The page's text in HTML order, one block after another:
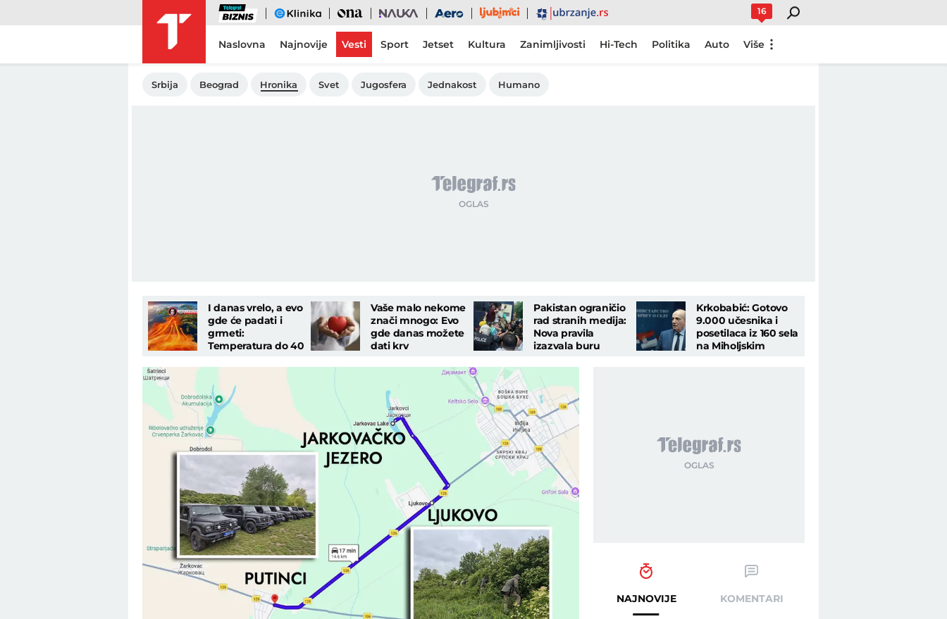
Biznis eKlinika Ona Nauka Aero Ljubimci Ubrzanje 16
Naslovna Najnovije Vesti Sport Jetset Kultura Zanimljivosti Hi-Tech Politika Auto Više
Srbija Beograd Hronika Svet Jugosfera Jednakost Humano
I danas vrelo, a evo
gde će padati i
grmeti:
Temperatura do 40
Vaše malo nekome
znači mnogo: Evo
gde danas možete
dati krv
Pakistan ograničio
rad stranih medija:
Nova pravila
izazvala buru
Krkobabić: Gotovo
9.000 učesnika i
posetilaca iz 160 sela
na Miholjskim
NAJNOVIJE KOMENTARI